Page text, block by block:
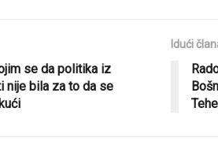
se da politika iz
nije bila za to da se
Idući